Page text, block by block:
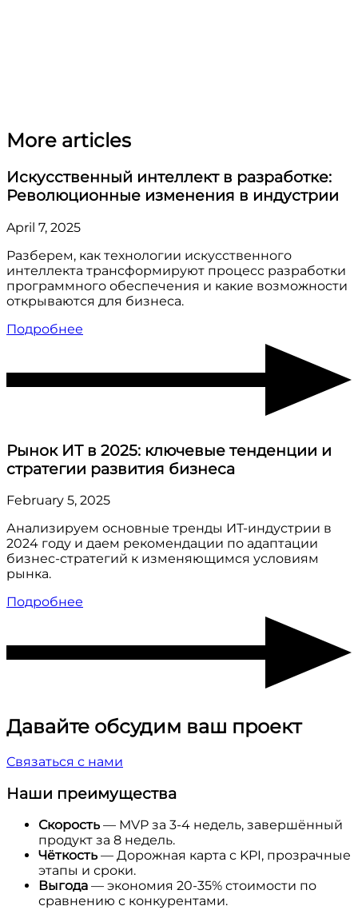
More articles
Искусственный интеллект в разработке:
Революционные изменения в индустрии
April 7, 2025
Разберем, как технологии искусственного
интеллекта трансформируют процесс разработки
программного обеспечения и какие возможности
открываются для бизнеса.
Подробнее
Рынок ИТ в 2025: ключевые тенденции и
стратегии развития бизнеса
February 5, 2025
Анализируем основные тренды ИТ-индустрии в
2024 году и даем рекомендации по адаптации
бизнес-стратегий к изменяющимся условиям
рынка.
Подробнее
Давайте обсудим ваш проект
Связаться с нами
Наши преимущества
Скорость — MVP за 3-4 недель, завершённый
продукт за 8 недель.
Чёткость — Дорожная карта с KPI, прозрачные
этапы и сроки.
Выгода — экономия 20-35% стоимости по
сравнению с конкурентами.